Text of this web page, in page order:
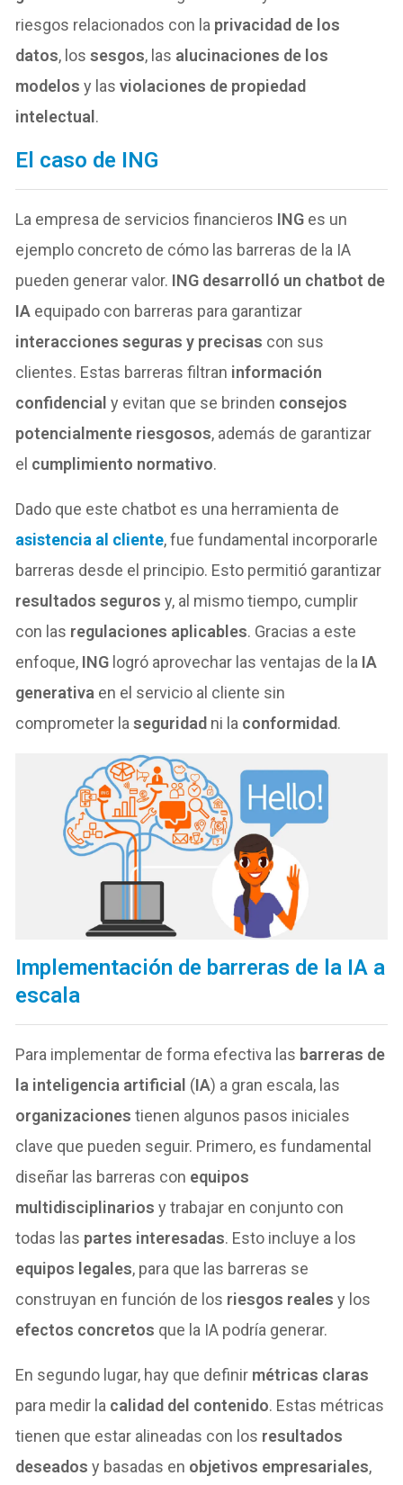
riesgos relacionados con la privacidad de los
datos, lossesgos, las alucinaciones de los
modelos y lasviolaciones de propiedad
intelectual .
El caso de ING
La empresa de servicios financieros ING es un
ejemplo concreto de cómo las barreras de la IA
pueden generar valor. ING desarrolló un chatbot de
IA equipado con barreras para garantizar
interacciones seguras y precisas con sus
clientes. Estas barreras filtran información
confidencial y evitan que se brinden consejos
potencialmente riesgosos, además de garantizar
el cumplimiento normativo.
Dado que este chatbot es una herramienta de
asistencia al cliente, fue fundamental incorporarle
barreras desde el principio. Esto permitió garantizar
resultados seguros y, al mismo tiempo, cumplir
con las regulaciones aplicables. Gracias a este
enfoque, ING logró aprovechar las ventajas de la IA
generativa en el servicio al cliente sin
comprometer laseguridad ni la conformidad.
Implementación de barreras de la IA a
escala
Para implementar de forma efectiva las barreras de
la inteligencia artificial (IA) a gran escala, las
organizaciones tienen algunos pasos iniciales
clave que pueden seguir. Primero, es fundamental
diseñar las barreras con equipos
multidisciplinarios y trabajar en conjunto con
todas las partes interesadas. Esto incluye a los
equipos legales, para que las barreras se
construyan en función de los riesgos reales y los
efectos concretos que la IA podría generar.
En segundo lugar, hay que definir métricas claras
para medir la calidad del contenido. Estas métricas
tienen que estar alineadas con los resultados
deseados y basadas en objetivos empresariales,